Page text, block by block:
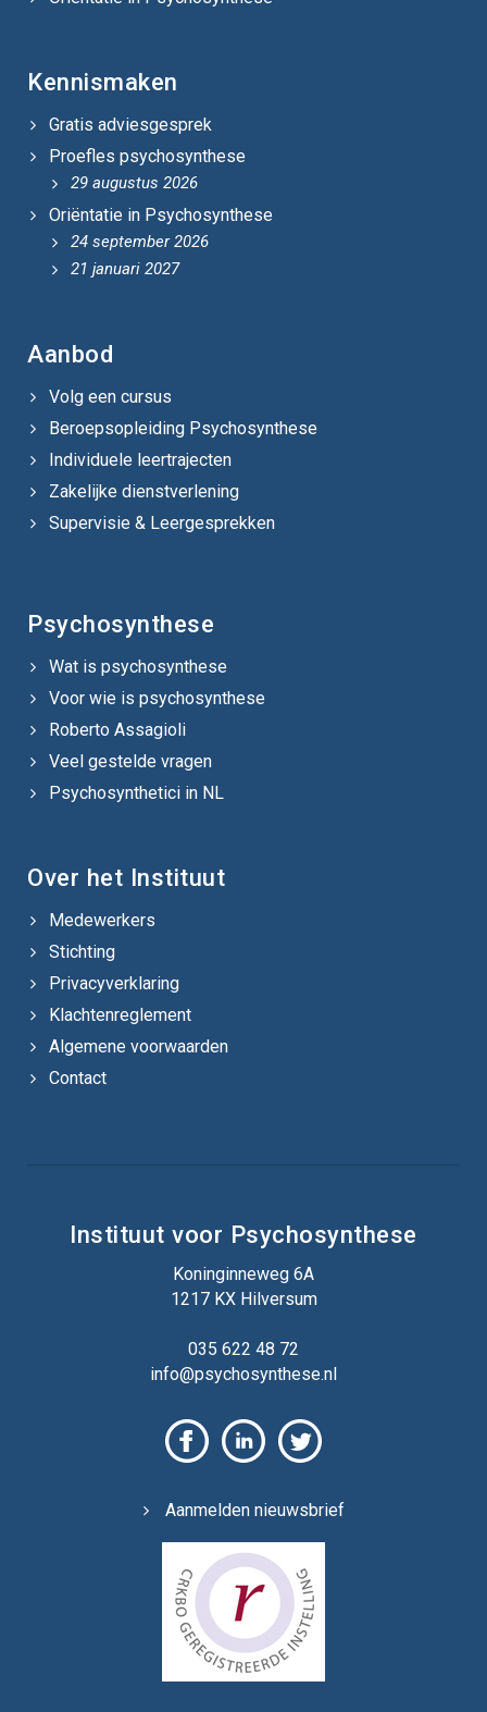
Kennismaken
Gratis adviesgesprek
Proefles psychosynthese
29 augustus 2026
Oriëntatie in Psychosynthese
24 september 2026
21 januari 2027
Aanbod
Volg een cursus
Beroepsopleiding Psychosynthese
Individuele leertrajecten
Zakelijke dienstverlening
Supervisie & Leergesprekken
Psychosynthese
Wat is psychosynthese
Voor wie is psychosynthese
Roberto Assagioli
Veel gestelde vragen
Psychosynthetici in NL
Over het Instituut
Medewerkers
Stichting
Privacyverklaring
Klachtenreglement
Algemene voorwaarden
Contact
Instituut voor Psychosynthese
Koninginneweg 6A
1217 KX Hilversum
035 622 48 72
info@psychosynthese.nl
Aanmelden nieuwsbrief